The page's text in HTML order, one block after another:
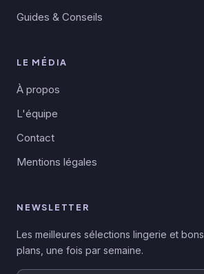
Guides & Conseils
LE MÉDIA
À propos
L'équipe
Contact
Mentions légales
NEWSLETTER
Les meilleures sélections lingerie et bons
plans, une fois par semaine.